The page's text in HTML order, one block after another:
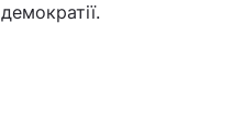
демократії.